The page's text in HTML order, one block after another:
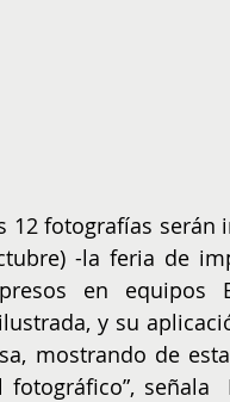
12 fotografías
-la feria de
en equipos
y su
mostrando de
señala